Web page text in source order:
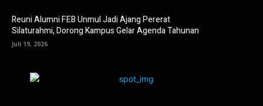
Reuni Alumni FEB Unmul Jadi Ajang Pererat
Silaturahmi, Dorong Kampus Gelar Agenda Tahunan
Juli 19, 2026